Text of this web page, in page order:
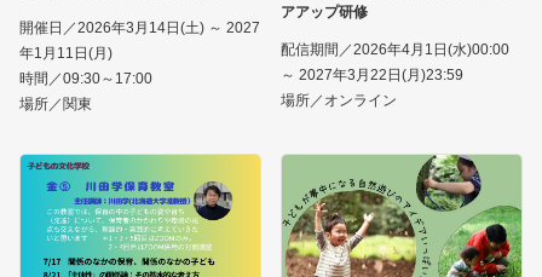
開催日／2026年3月14日(土) ～ 2027
年1月11日(月)
時間／09:30～17:00
場所／関東
アアップ研修
配信期間／2026年4月1日(水)00:00
～ 2027年3月22日(月)23:59
場所／オンライン